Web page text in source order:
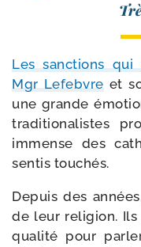
Les sanc­tions qui
Mgr Lefebvreet
une grande
tra­di­tio­na­listes
immense des
sen­tis touchés.
Depuis des
de leur reli­gion. Ils
qua­li­té pour